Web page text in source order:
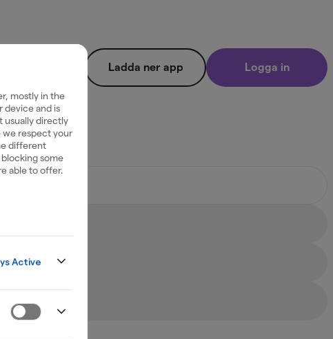
Ladda ner app Logga in
mostly in the
device and is
usually directly
we respect your
different
some
able to offer.
Active